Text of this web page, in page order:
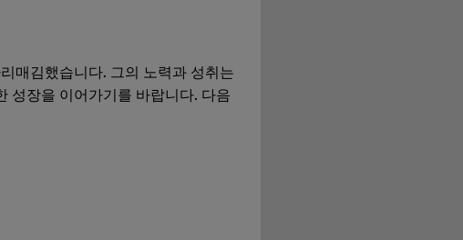
매김했습니다. 그의 노력과 성취는
성장을 이어가기를 바랍니다. 다음